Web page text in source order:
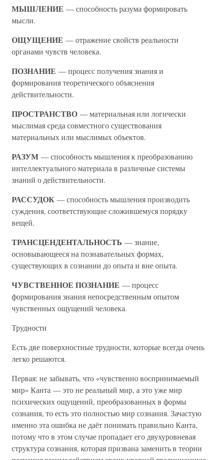
МЫШЛЕНИЕ — способность разума формировать
мысли.
ОЩУЩЕНИЕ — отражение свойств реальности
органами чувств человека.
ПОЗНАНИЕ — процесс получения знания и
формирования теоретического объяснения
действительности.
ПРОСТРАНСТВО — материальная или логически
мыслимая среда совместного существования
материальных или мыслимых объектов.
РАЗУМ — способность мышления к преобразованию
интеллектуального материала в различные системы
знаний о действительности.
РАССУДОК — способность мышления производить
суждения, соответствующие сложившемуся порядку
вещей.
ТРАНСЦЕНДЕНТАЛЬНОСТЬ — знание,
основывающееся на познавательных формах,
существующих в сознании до опыта и вне опыта.
ЧУВСТВЕННОЕ ПОЗНАНИЕ — процесс
формирования знания непосредственным опытом
чувственных ощущений человека.
Трудности
Есть две поверхностные трудности, которые всегда очень
легко решаются.
Первая: не забывать, что «чувственно воспринимаемый
мир» Канта — это не реальный мир, а это уже мир
психических ощущений, преобразованных в формы
сознания, то есть это полностью мир сознания. Зачастую
именно эта ошибка не даёт понимать правильно Канта,
потому что в этом случае пропадает его двухуровневая
структура сознания, которая призвана заменить в теории